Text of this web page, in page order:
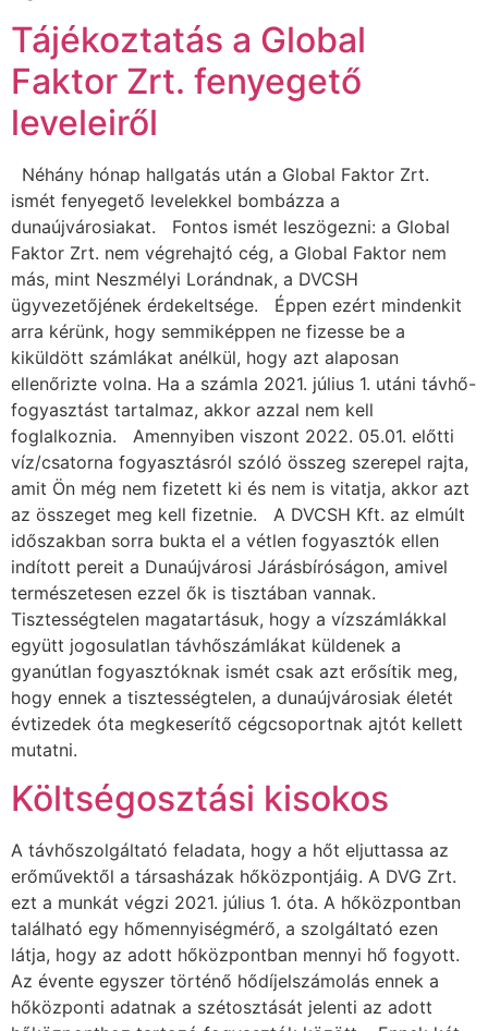
Tájékoztatás a Global
Faktor Zrt. fenyegető
leveleiről
Néhány hónap hallgatás után a Global Faktor Zrt.
ismét fenyegető levelekkel bombázza a
dunaújvárosiakat. Fontos ismét leszögezni: a Global
Faktor Zrt. nem végrehajtó cég, a Global Faktor nem
más, mint Neszmélyi Lorándnak, a DVCSH
ügyvezetőjének érdekeltsége. Éppen ezért mindenkit
arra kérünk, hogy semmiképpen ne fizesse be a
kiküldött számlákat anélkül, hogy azt alaposan
ellenőrizte volna. Ha a számla 2021. július 1. utáni távhő-
fogyasztást tartalmaz, akkor azzal nem kell
foglalkoznia. Amennyiben viszont 2022. 05.01. előtti
víz/csatorna fogyasztásról szóló összeg szerepel rajta,
amit Ön még nem fizetett ki és nem is vitatja, akkor azt
az összeget meg kell fizetnie. A DVCSH Kft. az elmúlt
időszakban sorra bukta el a vétlen fogyasztók ellen
indított pereit a Dunaújvárosi Járásbíróságon, amivel
természetesen ezzel ők is tisztában vannak.
Tisztességtelen magatartásuk, hogy a vízszámlákkal
együtt jogosulatlan távhőszámlákat küldenek a
gyanútlan fogyasztóknak ismét csak azt erősítik meg,
hogy ennek a tisztességtelen, a dunaújvárosiak életét
évtizedek óta megkeserítő cégcsoportnak ajtót kellett
mutatni.
Költségosztási kisokos
A távhőszolgáltató feladata, hogy a hőt eljuttassa az
erőművektől a társasházak hőközpontjáig. A DVG Zrt.
ezt a munkát végzi 2021. július 1. óta. A hőközpontban
található egy hőmennyiségmérő, a szolgáltató ezen
látja, hogy az adott hőközpontban mennyi hő fogyott.
Az évente egyszer történő hődíjelszámolás ennek a
hőközponti adatnak a szétosztását jelenti az adott